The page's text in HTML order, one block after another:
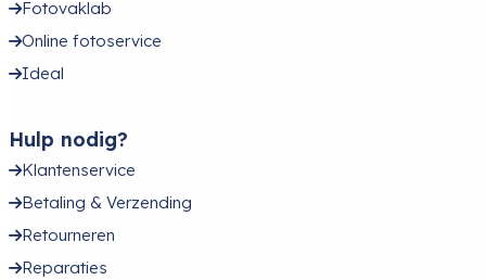
Fotovaklab
Online fotoservice
Ideal
Hulp nodig?
Klantenservice
Betaling & Verzending
Retourneren
Reparaties